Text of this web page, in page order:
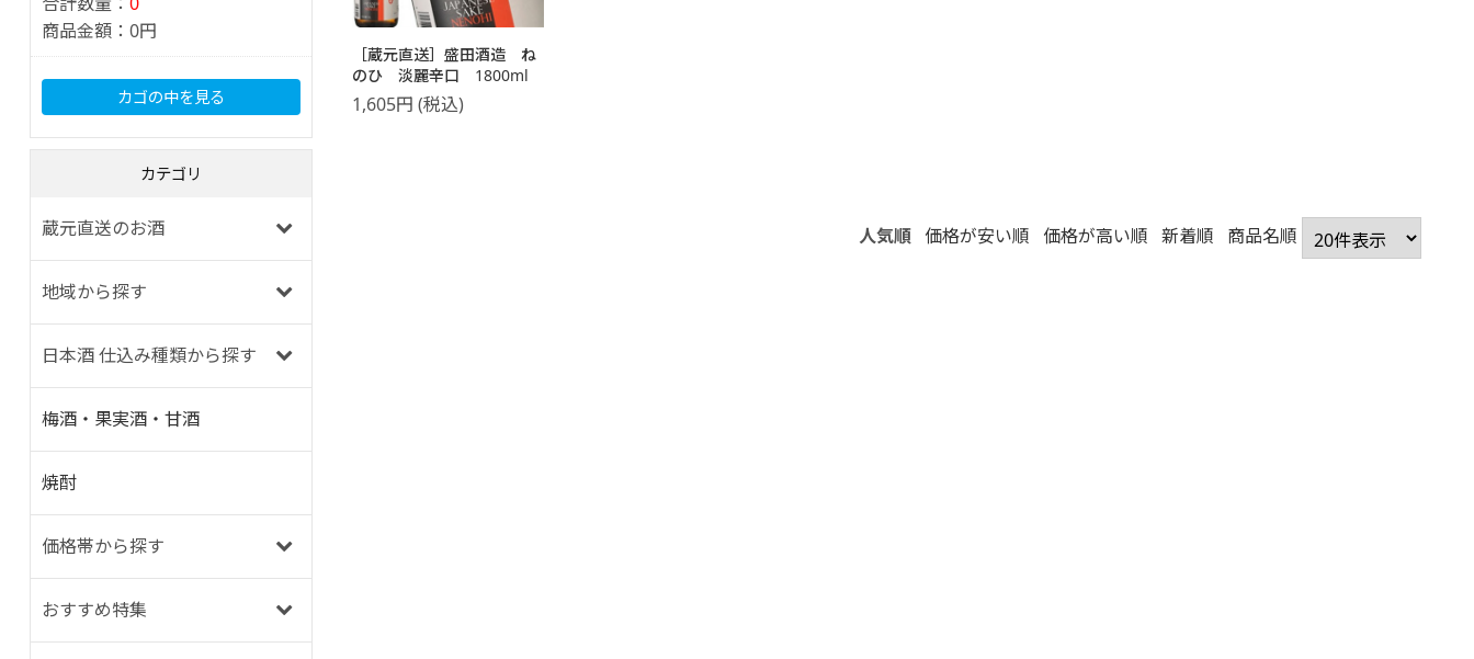
商品金額： 0円
カゴの中を見る
カテゴリ
蔵元直送のお酒
地域から探す
日本酒 仕込み種類から探す
梅酒・果実酒・甘酒
焼酎
価格帯から探す
おすすめ特集
［蔵元直送］盛田酒造 ね
のひ 淡麗辛口 1800ml
1,605円 (税込)
人気順 価格が安い順 価格が高い順 新着順 商品名順